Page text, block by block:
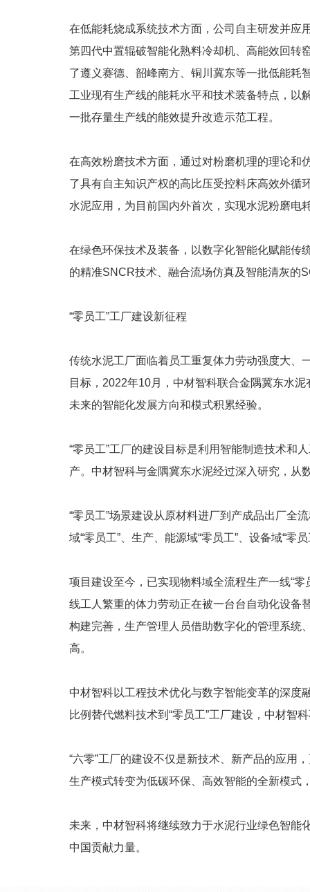
在低能耗烧成系统技术方面，公司自主研发并应
第四代中置辊破智能化熟料冷却机、高能效回转
了遵义赛德、韶峰南方、铜川冀东等一批低能耗
工业现有生产线的能耗水平和技术装备特点，以
一批存量生产线的能效提升改造示范工程。
在高效粉磨技术方面，通过对粉磨机理的理论和
了具有自主知识产权的高比压受控料床高效外循
水泥应用，为目前国内外首次，实现水泥粉磨电
在绿色环保技术及装备，以数字化智能化赋能传
的精准SNCR技术、融合流场仿真及智能清灰的
“零员工”工厂建设新征程
传统水泥工厂面临着员工重复体力劳动强度大、
目标，2022年10月，中材智科联合金隅冀东水
未来的智能化发展方向和模式积累经验。
“零员工”工厂的建设目标是利用智能制造技术和
产。中材智科与金隅冀东水泥经过深入研究，从
“零员工”场景建设从原材料进厂到产成品出厂全
域“零员工”、生产、能源域“零员工”、设备域“零员
项目建设至今，已实现物料域全流程生产一线“
线工人繁重的体力劳动正在被一台台自动化设备
构建完善，生产管理人员借助数字化的管理系统
高。
中材智科以工程技术优化与数字智能变革的深度
比例替代燃料技术到“零员工”工厂建设，中材智
“六零”工厂的建设不仅是新技术、新产品的应用
生产模式转变为低碳环保、高效智能的全新模式
未来，中材智科将继续致力于水泥行业绿色智能
中国贡献力量。